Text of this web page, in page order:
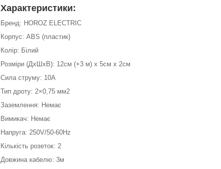
Характеристики:
Бренд: HOROZ ELECTRIC
Корпус: ABS (пластик)
Колір: Білий
Розміри (ДхШхВ): 12см (+3 м) х 5см х 2см
Сила струму: 10A
Тип дроту: 2×0,75 мм2
Заземлення: Немає
Вимикач: Немає
Напруга: 250V/50-60Hz
Кількість розеток: 2
Довжина кабелю: 3м